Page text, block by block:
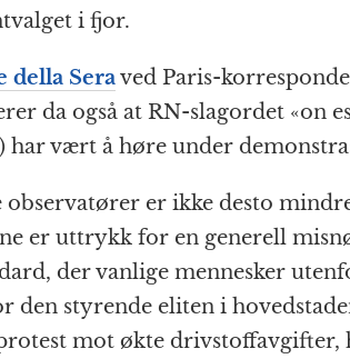
i fjor.
della Seraved Paris-
da også at RN-slagordet «on
har vært å høre under
observatører er ikke desto
er uttrykk for en generell
der vanlige mennesker
den styrende eliten i
mot økte drivstoffavgifter,